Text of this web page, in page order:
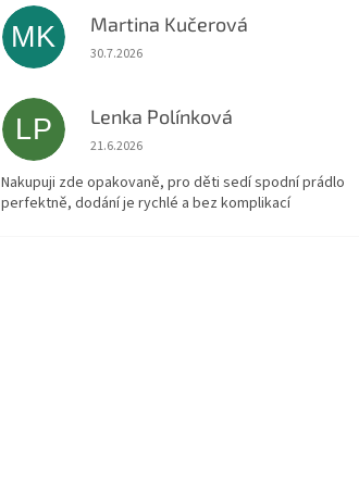
MK Martina Kučerová
Hodnocení obchodu je 5 z 5 hvězdiček.
30.7.2026
LP Lenka Polínková
Hodnocení obchodu je 5 z 5 hvězdiček.
21.6.2026
Nakupuji zde opakovaně, pro děti sedí spodní prádlo
perfektně, dodání je rychlé a bez komplikací